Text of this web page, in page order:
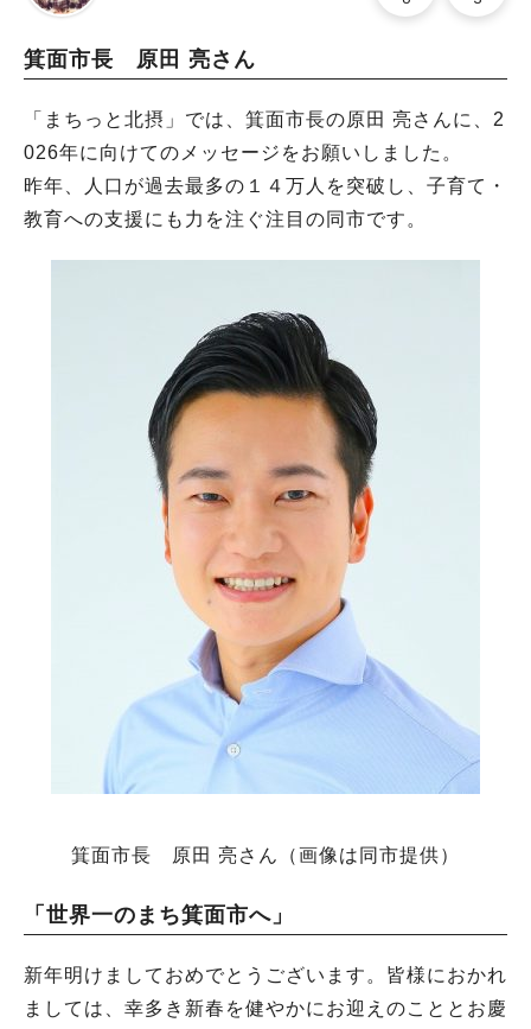
箕面市長 原田 亮さん
「まちっと北摂」では、箕面市長の原田 亮さんに、2
026年に向けてのメッセージをお願いしました。
昨年、人口が過去最多の１４万人を突破し、子育て・
教育への支援にも力を注ぐ注目の同市です。
箕面市長 原田 亮さん（画像は同市提供）
「世界一のまち箕面市へ」
新年明けましておめでとうございます。皆様におかれ
ましては、幸多き新春を健やかにお迎えのこととお慶